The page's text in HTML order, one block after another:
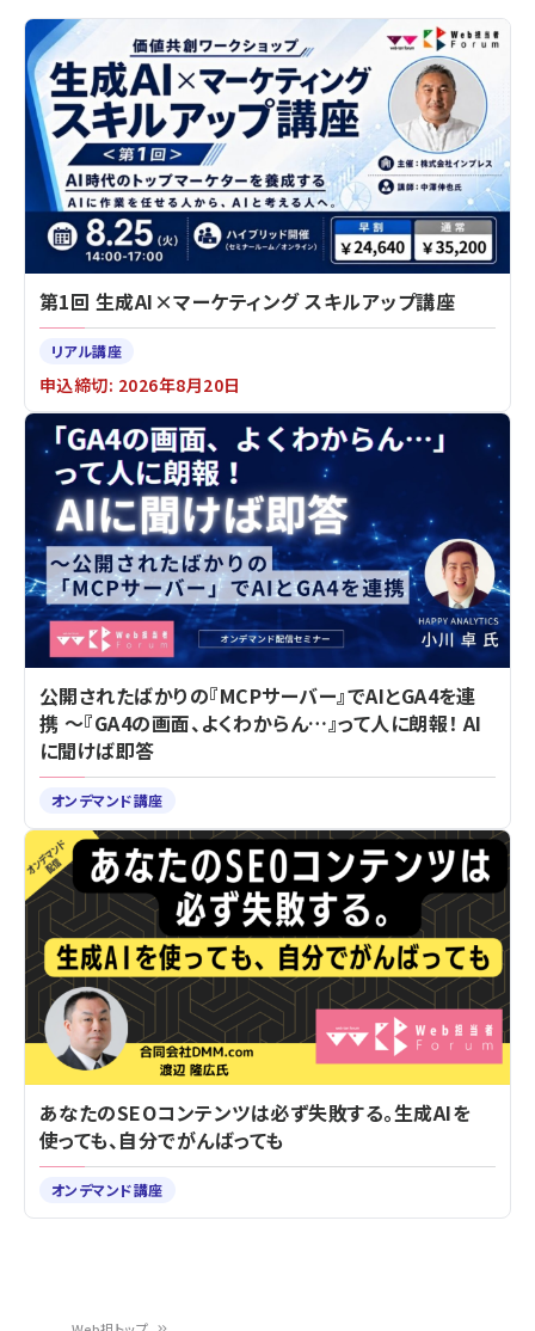
第1回 生成AI×マーケティング スキルアップ講座
リアル講座
申込締切: 2026年8月20日
公開されたばかりの『MCPサーバー』でAIとGA4を連
携 ～『GA4の画面、よくわからん…』って人に朗報！ AI
に聞けば即答
オンデマンド講座
あなたのSEOコンテンツは必ず失敗する。生成AIを
使っても、自分でがんばっても
オンデマンド講座